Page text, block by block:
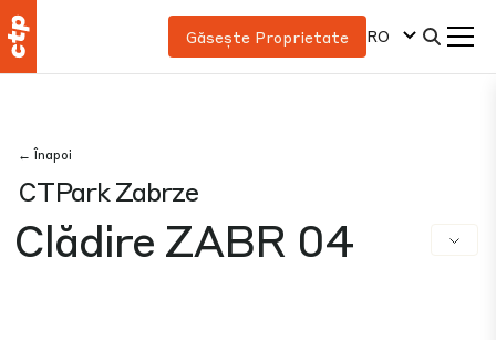
Găsește Proprietate RO
← Înapoi
CTPark Zabrze
Clădire ZABR 04